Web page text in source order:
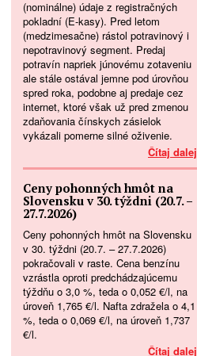
(nominálne) údaje z registračných
pokladní (E-kasy). Pred letom
(medzimesačne) rástol potravinový i
nepotravinový segment. Predaj
potravín napriek júnovému zotaveniu
ale stále ostával jemne pod úrovňou
spred roka, podobne aj predaje cez
internet, ktoré však už pred zmenou
zdaňovania čínskych zásielok
vykázali pomerne silné oživenie.
Čítaj dalej
Ceny pohonných hmôt na
Slovensku v 30. týždni (20.7. –
27.7.2026)
Ceny pohonných hmôt na Slovensku
v 30. týždni (20.7. – 27.7.2026)
pokračovali v raste. Cena benzínu
vzrástla oproti predchádzajúcemu
týždňu o 3,0 %, teda o 0,052 €/l, na
úroveň 1,765 €/l. Nafta zdražela o 4,1
%, teda o 0,069 €/l, na úroveň 1,737
€/l.
Čítaj dalej